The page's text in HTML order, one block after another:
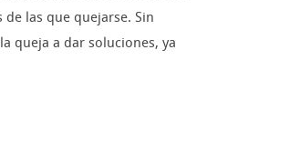
las que quejarse. Sin
queja a dar soluciones, ya